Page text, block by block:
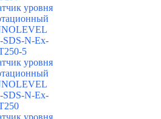
уровня
SDS-N-Ex-
5
уровня
SDS-N-Ex-